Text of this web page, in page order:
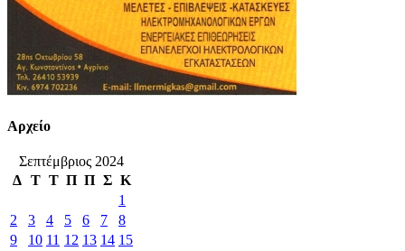
Αρχείο
Σεπτέμβριος 2024
Δ Τ Τ Π Π Σ Κ
1
2
3 4 5 6 7
8
9
10 11 12 13 14 15